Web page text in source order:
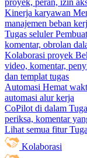
proyek, peran, izin
Kinerja karyawan
manajemen beban
Tugas seluler
komentar, obrolan
Kolaborasi proyek
video, komentar,
dan templat tugas
Automasi Hemat
automasi alur kerja
CoPilot di dalam
periksa, komentar
Lihat semua fitur
Kolaborasi